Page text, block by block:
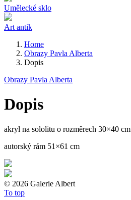
Umělecké sklo
Art antik
Home
Obrazy Pavla Alberta
Dopis
Obrazy Pavla Alberta
Dopis
akryl na sololitu o rozměrech 30×40 cm
autorský rám 51×61 cm
© 2026 Galerie Albert
To top